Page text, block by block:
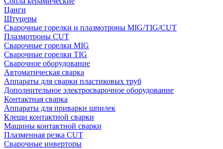
Цанги
Штуцеры
Сварочные горелки и плазмотроны MIG/TIG/CUT
Плазмотроны CUT
Сварочные горелки MIG
Сварочные горелки TIG
Сварочное оборудование
Автоматическая сварка
Аппараты для сварки пластиковых труб
Дополнительное электросварочное оборудование
Контактная сварка
Аппараты для приварки шпилек
Клещи контактной сварки
Машины контактной сварки
Плазменная резка CUT
Сварочные инверторы